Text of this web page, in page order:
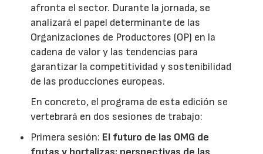
afronta el sector. Durante la jornada, se
analizará el papel determinante de las
Organizaciones de Productores (OP) en la
cadena de valor y las tendencias para
garantizar la competitividad y sostenibilidad
de las producciones europeas.
En concreto, el programa de esta edición se
vertebrará en dos sesiones de trabajo:
Primera sesión: El futuro de las OMG de